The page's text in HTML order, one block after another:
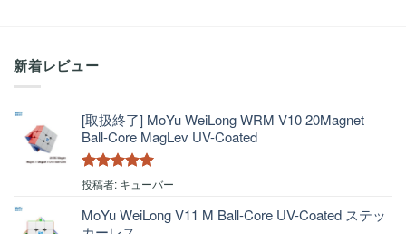
新着レビュー
[取扱終了] MoYu WeiLong WRM V10 20Magnet
Ball-Core MagLev UV-Coated
5段階中 5 の
投稿者: キューバー
MoYu WeiLong V11 M Ball-Core UV-Coated ステッ